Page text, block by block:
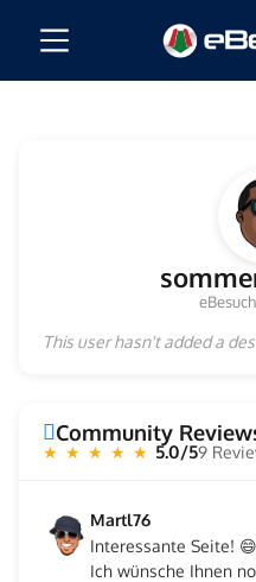
This user hasn't added a
Community
★ ★ ★ ★ ★ 5.0/59
Martl76
Interessante Seite! 😄
Ich wünsche Ihnen